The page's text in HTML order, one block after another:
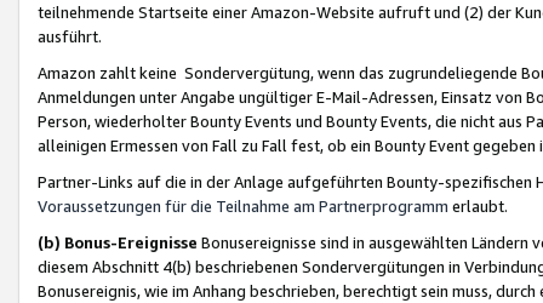
teilnehmende Startseite einer Amazon-Website aufruft und (2) der
ausführt.
Amazon zahlt keine Sondervergütung, wenn das zugrundeliegende
Anmeldungen unter Angabe ungültiger E-Mail-Adressen, Einsatz von
Person, wiederholter Bounty Events und Bounty Events, die nicht
alleinigen Ermessen von Fall zu Fall fest, ob ein Bounty Event
Partner-Links auf die in der Anlage aufgeführten Bounty-spezifischen
Voraussetzungen für die Teilnahme am Partnerprogramm erlaubt.
(b) Bonus-Ereignisse Bonusereignisse sind in ausgewählten Ländern
diesem Abschnitt 4(b) beschriebenen Sondervergütungen in
Bonusereignis, wie im Anhang beschrieben, berechtigt sein muss,